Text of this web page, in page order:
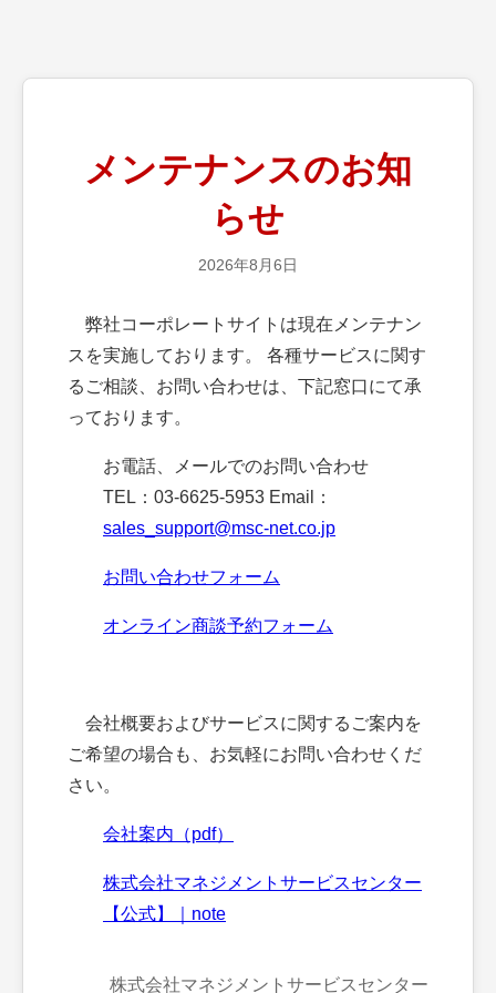
メンテナンスのお知
らせ
2026年8月6日
弊社コーポレートサイトは現在メンテナン
スを実施しております。 各種サービスに関す
るご相談、お問い合わせは、下記窓口にて承
っております。
お電話、メールでのお問い合わせ
TEL：03-6625-5953 Email：
sales_support@msc-net.co.jp
お問い合わせフォーム
オンライン商談予約フォーム
会社概要およびサービスに関するご案内を
ご希望の場合も、お気軽にお問い合わせくだ
さい。
会社案内（pdf）
株式会社マネジメントサービスセンター
【公式】｜note
株式会社マネジメントサービスセンター